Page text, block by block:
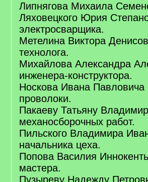
Липнягова Михаила
Ляховецкого Юрия
электросварщика.
Метелина Виктора
технолога.
Михайлова Александра
инженера-конструктора.
Носкова Ивана
проволоки.
Пакаеву Татьяну
механосборочных работ.
Пильского Владимира
начальника цеха.
Попова Василия
мастера.
Пузыреву Надежду